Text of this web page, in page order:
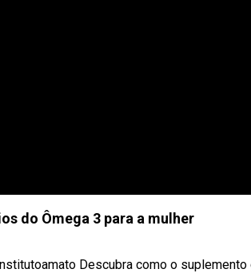
do Ômega 3 para a mulher
Descubra como o suplemento